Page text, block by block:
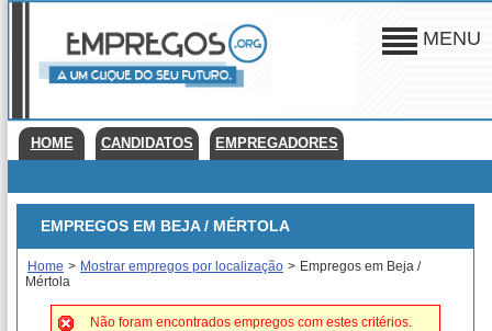
MENU
HOME CANDIDATOS EMPREGADORES
EMPREGOS EM BEJA / MÉRTOLA
Home > Mostrar empregos por localização > Empregos em Beja /
Mértola
Não foram encontrados empregos com estes critérios.